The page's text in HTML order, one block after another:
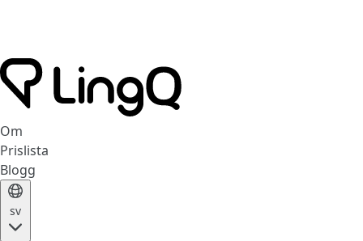
Om
Prislista
Blogg
sv